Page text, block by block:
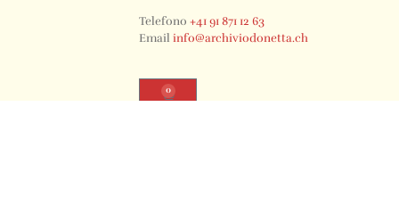
Telefono+41 91 871 12 63
Emailinfo@archiviodonetta.ch
0